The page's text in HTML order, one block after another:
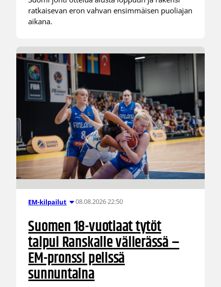
ratkaisevan eron vahvan ensimmäisen puoliajan
aikana.
EM-kilpailut 08.08.2026 22:50
Suomen 18-vuotiaat tytöt
taipui Ranskalle välierässä –
EM-pronssi pelissä
sunnuntaina